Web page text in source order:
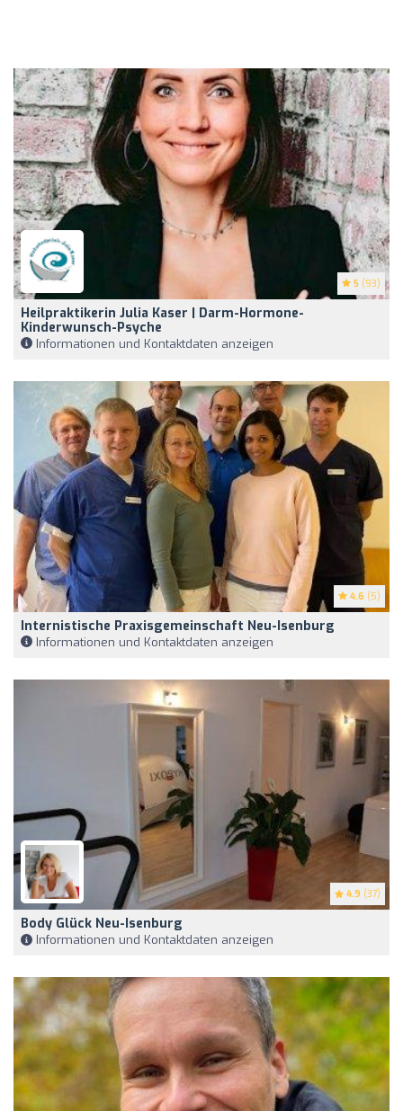
5 (93)
Heilpraktikerin Julia Kaser | Darm-Hormone-
Kinderwunsch-Psyche
Informationen und Kontaktdaten anzeigen
4.6 (5)
Internistische Praxisgemeinschaft Neu-Isenburg
Informationen und Kontaktdaten anzeigen
4.9 (37)
Body Glück Neu-Isenburg
Informationen und Kontaktdaten anzeigen